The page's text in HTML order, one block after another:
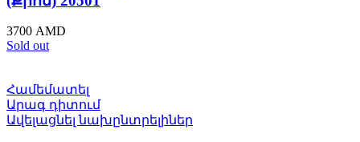
3700 AMD
Sold out
Համեմատել
Արագ դիտում
Ավելացնել նախընտրելիներ